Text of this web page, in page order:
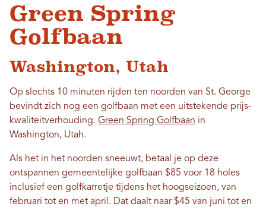
Green Spring
Golfbaan
Washington, Utah
Op slechts 10 minuten rijden ten noorden van St. George
bevindt zich nog een golfbaan met een uitstekende prijs-
kwaliteitverhouding. Green Spring Golfbaan in
Washington, Utah.
Als het in het noorden sneeuwt, betaal je op deze
ontspannen gemeentelijke golfbaan $85 voor 18 holes
inclusief een golfkarretje tijdens het hoogseizoen, van
februari tot en met april. Dat daalt naar $45 van juni tot en